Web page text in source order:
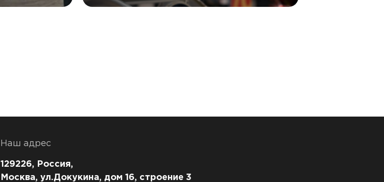
Наш адрес
129226, Россия,
Москва, ул.Докукина, дом 16, строение 3